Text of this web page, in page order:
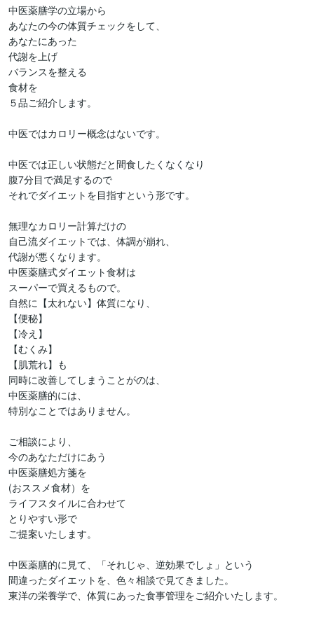
中医薬膳学の立場から
あなたの今の体質チェックをして、
あなたにあった
代謝を上げ
バランスを整える
食材を
５品ご紹介します。
中医ではカロリー概念はないです。
中医では正しい状態だと間食したくなくなり
腹7分目で満足するので
それでダイエットを目指すという形です。
無理なカロリー計算だけの
自己流ダイエットでは、体調が崩れ、
代謝が悪くなります。
中医薬膳式ダイエット食材は
スーパーで買えるもので。
自然に【太れない】体質になり、
【便秘】
【冷え】
【むくみ】
【肌荒れ】も
同時に改善してしまうことがのは、
中医薬膳的には、
特別なことではありません。
ご相談により、
今のあなただけにあう
中医薬膳処方箋を
(おススメ食材）を
ライフスタイルに合わせて
とりやすい形で
ご提案いたします。
中医薬膳的に見て、「それじゃ、逆効果でしょ」という
間違ったダイエットを、色々相談で見てきました。
東洋の栄養学で、体質にあった食事管理をご紹介いたします。